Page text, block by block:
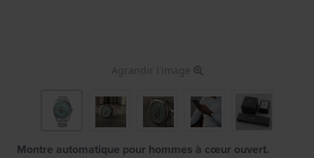
Agrandir l'image
Montre automatique pour hommes à cœur ouvert.